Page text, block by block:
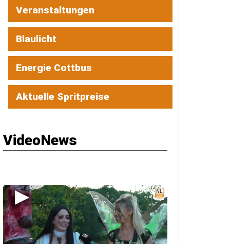
Veranstaltungen
Blaulicht
Energie Cottbus
Aktuelle Spritpreise
VideoNews
▶